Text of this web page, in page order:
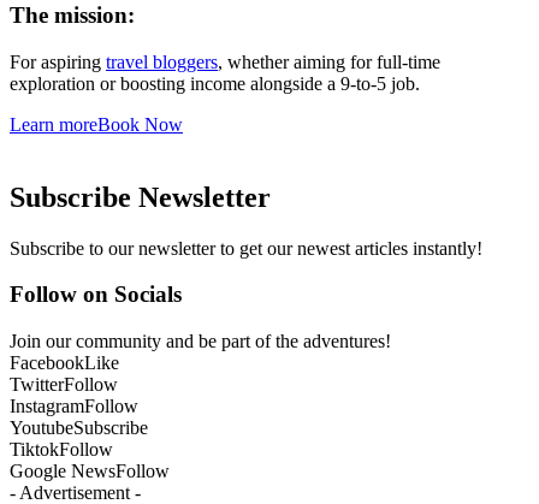
The mission:
For aspiring travel bloggers, whether aiming for full-time
exploration or boosting income alongside a 9-to-5 job.
Learn moreBook Now
Subscribe Newsletter
Subscribe to our newsletter to get our newest articles instantly!
Follow on Socials
Join our community and be part of the adventures!
FacebookLike
TwitterFollow
InstagramFollow
YoutubeSubscribe
TiktokFollow
Google NewsFollow
- Advertisement -